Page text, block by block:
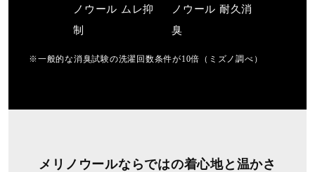
※一般的な消臭試験の洗濯回数条件が10倍（ミズノ調べ）
メリノウールならではの着心地と温かさ